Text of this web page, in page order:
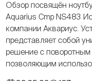
Обзор посвящён
Aquarius Cmp NS483
компании Аквариус.
представляет собой
решение с поворотным
позволяющим